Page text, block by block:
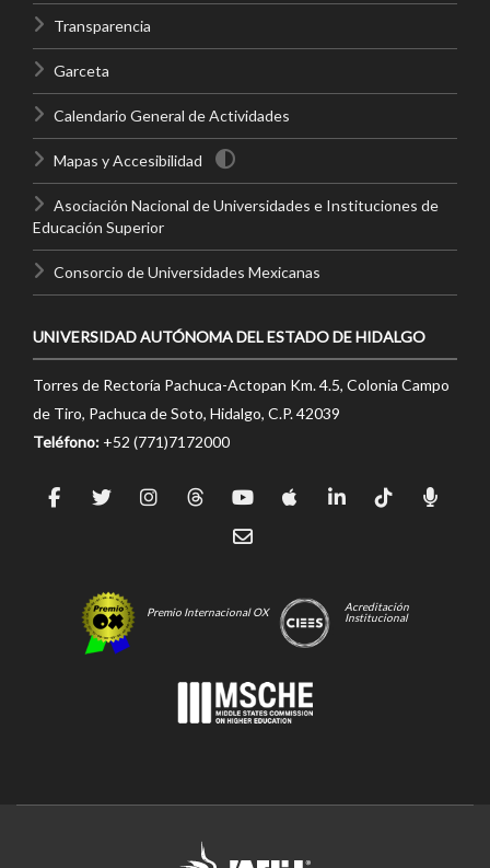
Transparencia
Garceta
Calendario General de Actividades
Mapas y Accesibilidad
Asociación Nacional de Universidades e Instituciones de
Educación Superior
Consorcio de Universidades Mexicanas
UNIVERSIDAD AUTÓNOMA DEL ESTADO DE HIDALGO
Torres de Rectoría Pachuca-Actopan Km. 4.5, Colonia Campo
de Tiro, Pachuca de Soto, Hidalgo, C.P. 42039
Teléfono: +52 (771)7172000
Premio Internacional OX
Acreditación
Institucional